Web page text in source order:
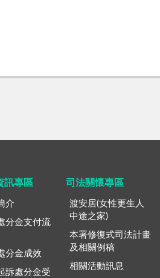
訊專區
介
分金支付流
分金成效
訴處分金受
司法關懷專區
渡安居(女性更生人
中途之家)
本署修復式司法計畫
及相關例稿
相關活動訊息